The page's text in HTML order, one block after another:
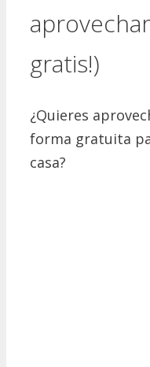
gratis!)
¿Quieres
forma gratuita
casa?